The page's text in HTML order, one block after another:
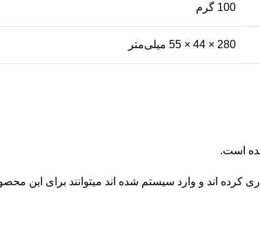
100 گرم
280 × 44 × 55 میلی‌متر
است.
اند و وارد سیستم شده اند میتوانند برای این